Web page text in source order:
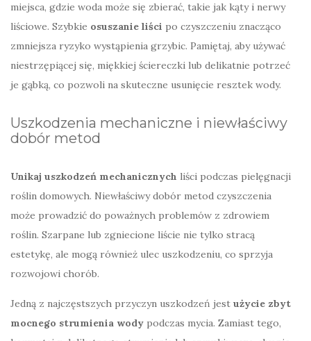
miejsca, gdzie woda może się zbierać, takie jak kąty i nerwy
liściowe. Szybkie osuszanie liści po czyszczeniu znacząco
zmniejsza ryzyko wystąpienia grzybic. Pamiętaj, aby używać
niestrzępiącej się, miękkiej ściereczki lub delikatnie potrzeć
je gąbką, co pozwoli na skuteczne usunięcie resztek wody.
Uszkodzenia mechaniczne i niewłaściwy
dobór metod
Unikaj uszkodzeń mechanicznych liści podczas pielęgnacji
roślin domowych. Niewłaściwy dobór metod czyszczenia
może prowadzić do poważnych problemów z zdrowiem
roślin. Szarpane lub zgniecione liście nie tylko stracą
estetykę, ale mogą również ulec uszkodzeniu, co sprzyja
rozwojowi chorób.
Jedną z najczęstszych przyczyn uszkodzeń jest użycie zbyt
mocnego strumienia wody podczas mycia. Zamiast tego,